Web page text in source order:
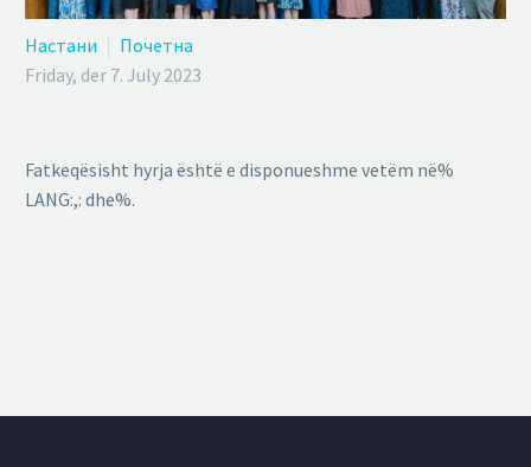
Настани
Почетна
Friday, der 7. July 2023
Fatkeqësisht hyrja është e disponueshme vetëm në%
LANG:,: dhe%.